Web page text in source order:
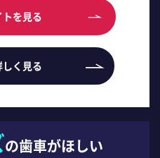
を見る
しく見る
の歯車がほしい